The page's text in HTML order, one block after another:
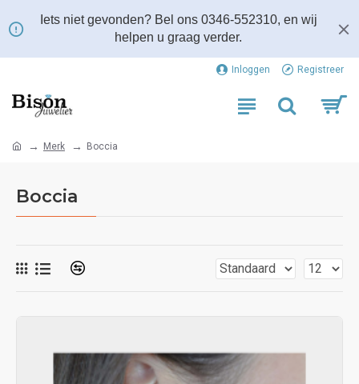
Iets niet gevonden? Bel ons 0346-552310, en wij
helpen u graag verder.
Inloggen Registreer
Merk Boccia
Boccia